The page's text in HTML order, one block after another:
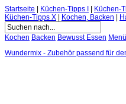
Startseite Küchen-Tipps I Küchen-
Küchen-Tipps X
Kochen, Backen
Kochen Backen Bewusst Essen Menü
Wundermix - Zubehör passend für